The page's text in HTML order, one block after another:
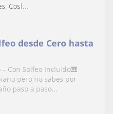
Cosl...
desde Cero hasta
Con Solfeo Incluido🎹
pero no sabes por
paso a paso...